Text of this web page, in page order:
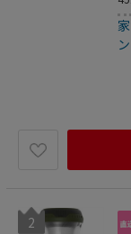
高
も
点
2